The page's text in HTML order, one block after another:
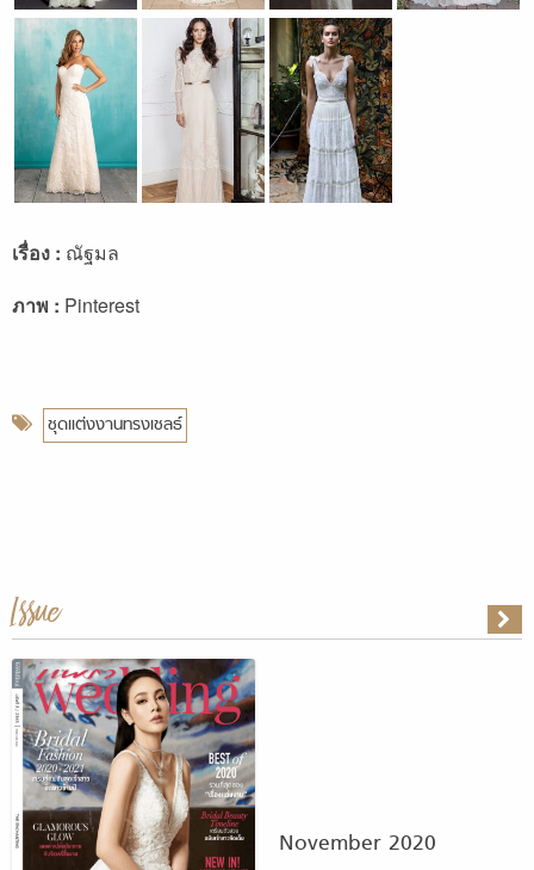
เรื่อง : ณัฐมล
ภาพ : Pinterest
ชุดแต่งงานทรงเชลธ์
Issue
November 2020